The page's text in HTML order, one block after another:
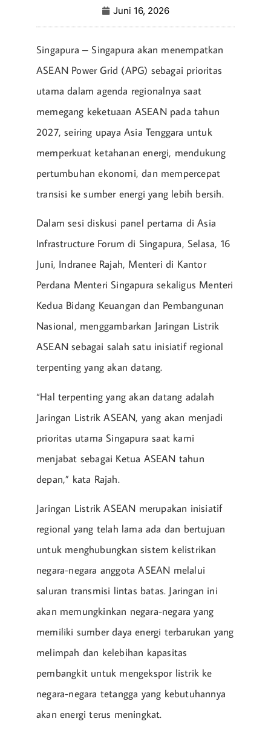
Juni 16, 2026
Singapura – Singapura akan menempatkan
ASEAN Power Grid (APG) sebagai prioritas
utama dalam agenda regionalnya saat
memegang keketuaan ASEAN pada tahun
2027, seiring upaya Asia Tenggara untuk
memperkuat ketahanan energi, mendukung
pertumbuhan ekonomi, dan mempercepat
transisi ke sumber energi yang lebih bersih.
Dalam sesi diskusi panel pertama di Asia
Infrastructure Forum di Singapura, Selasa, 16
Juni, Indranee Rajah, Menteri di Kantor
Perdana Menteri Singapura sekaligus Menteri
Kedua Bidang Keuangan dan Pembangunan
Nasional, menggambarkan Jaringan Listrik
ASEAN sebagai salah satu inisiatif regional
terpenting yang akan datang.
“Hal terpenting yang akan datang adalah
Jaringan Listrik ASEAN, yang akan menjadi
prioritas utama Singapura saat kami
menjabat sebagai Ketua ASEAN tahun
depan,” kata Rajah.
Jaringan Listrik ASEAN merupakan inisiatif
regional yang telah lama ada dan bertujuan
untuk menghubungkan sistem kelistrikan
negara-negara anggota ASEAN melalui
saluran transmisi lintas batas. Jaringan ini
akan memungkinkan negara-negara yang
memiliki sumber daya energi terbarukan yang
melimpah dan kelebihan kapasitas
pembangkit untuk mengekspor listrik ke
negara-negara tetangga yang kebutuhannya
akan energi terus meningkat.